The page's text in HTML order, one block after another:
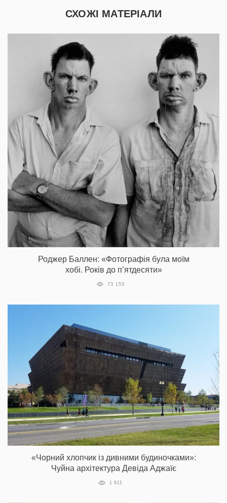
СХОЖІ МАТЕРІАЛИ
Роджер Баллен: «Фотографія була моїм
хобі. Років до п’ятдесяти»
73 153
«Чорний хлопчик із дивними будиночками»:
Чуйна архітектура Девіда Аджаїє
1 911